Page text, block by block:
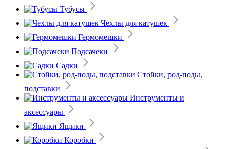
Тубусы
Чехлы для катушек
Гермомешки
Подсачеки
Садки
Стойки, род-поды,
подставки
Инструменты и
аксессуары
Ящики
Коробки